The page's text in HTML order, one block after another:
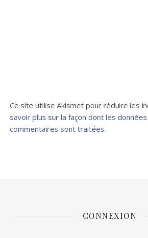
Ce site utilise Akismet pour réduire les
savoir plus sur la façon dont les
commentaires sont traitées.
CONNEXION